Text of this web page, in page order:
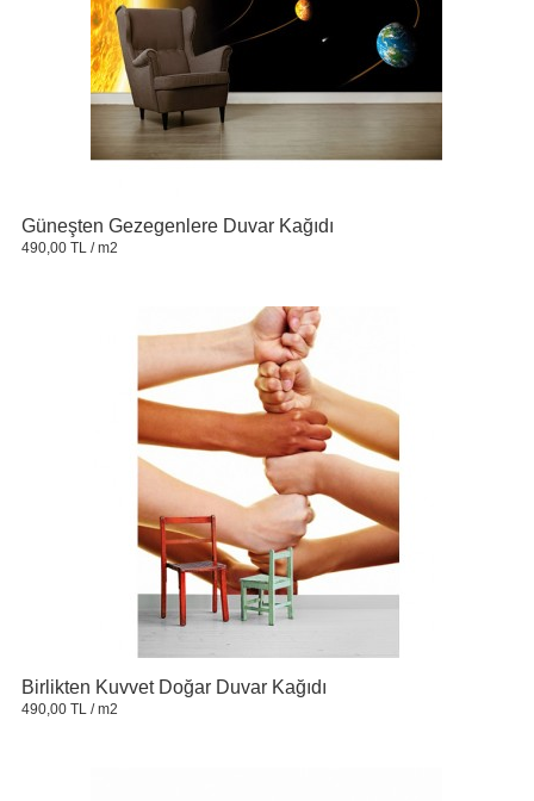
Güneşten Gezegenlere Duvar Kağıdı
490,00 TL / m2
Birlikten Kuvvet Doğar Duvar Kağıdı
490,00 TL / m2